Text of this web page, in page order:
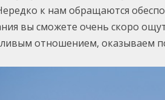
к нам обращаются
вы сможете очень скоро
отношением, оказываем